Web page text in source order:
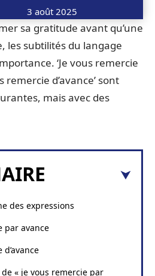
3 août 2025
sa gratitude avant qu’une
les subtilités du langage
‘Je vous remercie
remercie d’avance’ sont
mais avec des
des expressions
par avance
d’avance
« je vous remercie par